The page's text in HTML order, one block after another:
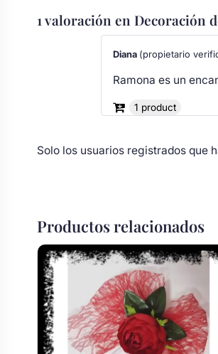
bebé boda
1 valoración en Decoración
Diana (propietario
Ramona es un
1 product
Solo los usuarios registrados que
Productos relacionados